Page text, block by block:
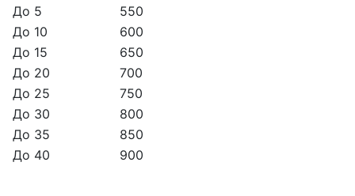
До 5
550
До 10
600
До 15
650
До 20
700
До 25
750
До 30
800
До 35
850
До 40
900